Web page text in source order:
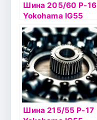
Шина 205/60 Р-16
Yokohama IG55
96T шип
Шина 215/55 Р-17